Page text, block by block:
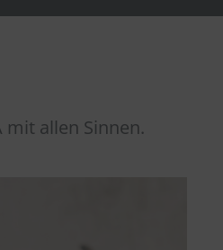
mit allen Sinnen.